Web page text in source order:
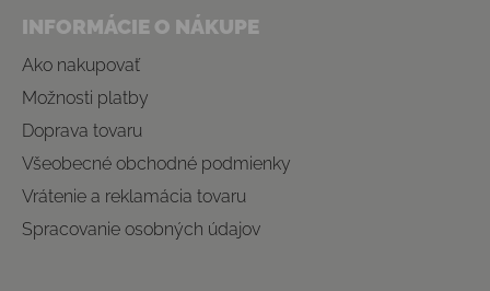
INFORMÁCIE O NÁKUPE
Ako nakupovať
Možnosti platby
Doprava tovaru
Všeobecné obchodné podmienky
Vrátenie a reklamácia tovaru
Spracovanie osobných údajov